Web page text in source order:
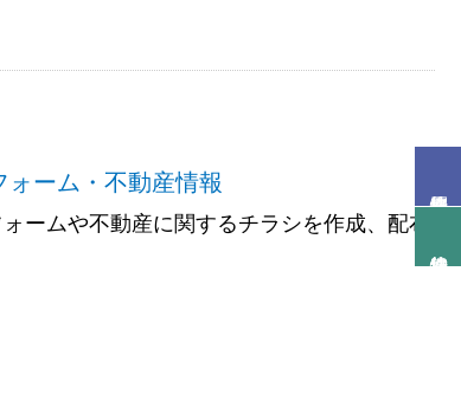
ーム・不動産情報
ームや不動産に関するチラシを作成、配布